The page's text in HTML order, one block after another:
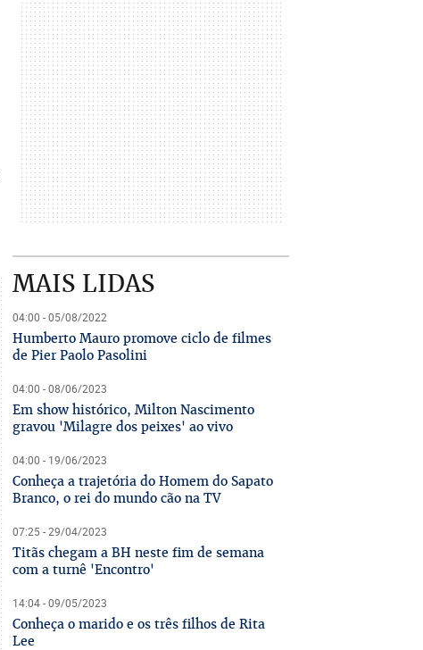
MAIS LIDAS
04:00 - 05/08/2022
Humberto Mauro promove ciclo de filmes
de Pier Paolo Pasolini
04:00 - 08/06/2023
Em show histórico, Milton Nascimento
gravou 'Milagre dos peixes' ao vivo
04:00 - 19/06/2023
Conheça a trajetória do Homem do Sapato
Branco, o rei do mundo cão na TV
07:25 - 29/04/2023
Titãs chegam a BH neste fim de semana
com a turnê 'Encontro'
14:04 - 09/05/2023
Conheça o marido e os três filhos de Rita
Lee